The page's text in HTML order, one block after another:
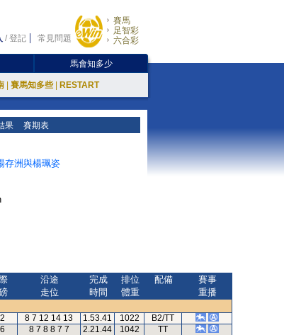
/登記 常見問題
賽馬
足智彩
六合彩
馬會知多少
賽馬知多些 RESTART
果 賽期表
存洲與楊珮姿
沿途
走位
完成
時間
排位
體重
配備
賽事
重播
8 7 12 14 13 1.53.41 1022
B2/TT
8 7 8 8 7 7 2.21.44 1042
TT